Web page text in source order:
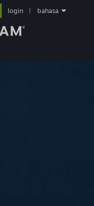
login bahasa